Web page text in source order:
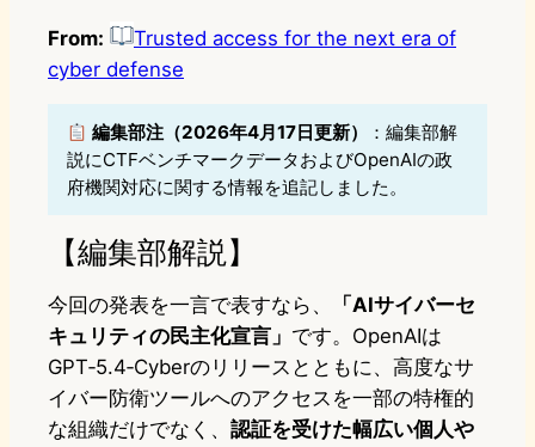
From:
Trusted access for the next era of
cyber defense
編集部注（2026年4月17日更新）
：編集部解
説にCTFベンチマークデータおよびOpenAIの政
府機関対応に関する情報を追記しました。
【編集部解説】
今回の発表を一言で表すなら、
「AIサイバーセ
キュリティの民主化宣言」 です。OpenAIは
GPT‑5.4‑Cyberのリリースとともに、高度なサ
イバー防衛ツールへのアクセスを一部の特権的
な組織だけでなく、 認証を受けた幅広い個人や